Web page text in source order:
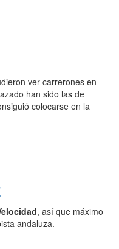
ver carrerones en
han sido las de
colocarse en la
, así que máximo
andaluza.